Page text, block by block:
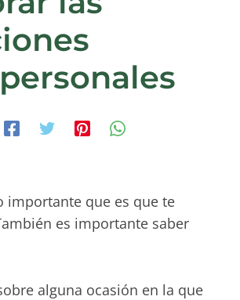
importante que es que te
es importante saber
alguna ocasión en la que